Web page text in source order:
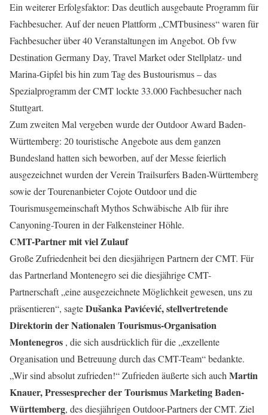
Ein weiterer Erfolgsfaktor: Das deutlich ausgebaute Programm für
Fachbesucher. Auf der neuen Plattform „CMTbusiness“ waren für
Fachbesucher über 40 Veranstaltungen im Angebot. Ob fvw
Destination Germany Day, Travel Market oder Stellplatz- und
Marina-Gipfel bis hin zum Tag des Bustourismus – das
Spezialprogramm der CMT lockte 33.000 Fachbesucher nach
Stuttgart.
Zum zweiten Mal vergeben wurde der Outdoor Award Baden-
Württemberg: 20 touristische Angebote aus dem ganzen
Bundesland hatten sich beworben, auf der Messe feierlich
ausgezeichnet wurden der Verein Trailsurfers Baden-Württemberg
sowie der Tourenanbieter Cojote Outdoor und die
Tourismusgemeinschaft Mythos Schwäbische Alb für ihre
Canyoning-Touren in der Falkensteiner Höhle.
CMT-Partner mit viel Zulauf
Große Zufriedenheit bei den diesjährigen Partnern der CMT. Für
das Partnerland Montenegro sei die diesjährige CMT-
Partnerschaft „eine ausgezeichnete Möglichkeit gewesen, uns zu
präsentieren“, sagteDušanka Pavićević, stellvertretende
Direktorin der Nationalen Tourismus-Organisation
Montenegros , die sich ausdrücklich für die „exzellente
Organisation und Betreuung durch das CMT-Team“ bedankte.
„Wir sind absolut zufrieden!“ Zufrieden äußerte sich auch Martin
Knauer, Pressesprecher der Tourismus Marketing Baden-
Württemberg, des diesjährigen Outdoor-Partners der CMT. Ziel